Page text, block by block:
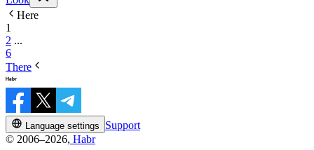
Here
1
2 ...
6
There
Language settings
Support
© 2006–2026, Habr